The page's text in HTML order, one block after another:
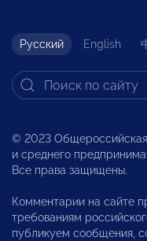
Русский English
© 2023 Общероссийская
и среднего
Все права защищены.
Комментарии на сайте
требованиям
публикуем сообщения,